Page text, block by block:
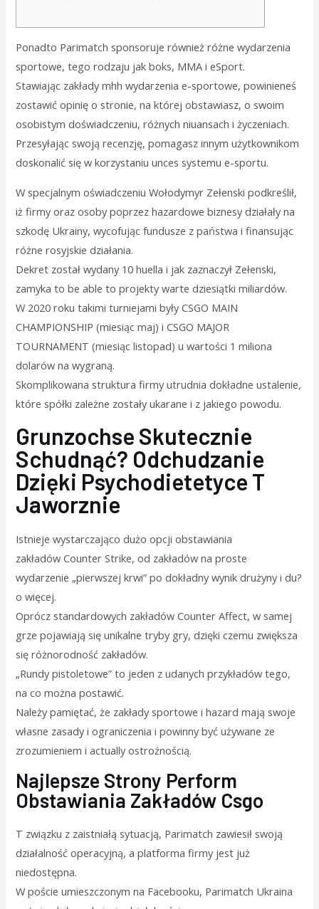
Ponadto Parimatch sponsoruje również różne wydarzenia
sportowe, tego rodzaju jak boks, MMA i eSport.
Stawiając zakłady mhh wydarzenia e-sportowe, powinieneś
zostawić opinię o stronie, na której obstawiasz, o swoim
osobistym doświadczeniu, różnych niuansach i życzeniach.
Przesyłając swoją recenzję, pomagasz innym użytkownikom
doskonalić się w korzystaniu unces systemu e-sportu.
W specjalnym oświadczeniu Wołodymyr Zełenski podkreślił,
iż firmy oraz osoby poprzez hazardowe biznesy działały na
szkodę Ukrainy, wycofując fundusze z państwa i finansując
różne rosyjskie działania.
Dekret został wydany 10 huella i jak zaznaczył Zełenski,
zamyka to be able to projekty warte dziesiątki miliardów.
W 2020 roku takimi turniejami były CSGO MAIN
CHAMPIONSHIP (miesiąc maj) i CSGO MAJOR
TOURNAMENT (miesiąc listopad) u wartości 1 miliona
dolarów na wygraną.
Skomplikowana struktura firmy utrudnia dokładne ustalenie,
które spółki zależne zostały ukarane i z jakiego powodu.
Grunzochse Skutecznie
Schudnąć? Odchudzanie
Dzięki Psychodietetyce T
Jaworznie
Istnieje wystarczająco dużo opcji obstawiania
zakładów Counter Strike, od zakładów na proste
wydarzenie „pierwszej krwi” po dokładny wynik drużyny i du?
o więcej.
Oprócz standardowych zakładów Counter Affect, w samej
grze pojawiają się unikalne tryby gry, dzięki czemu zwiększa
się różnorodność zakładów.
„Rundy pistoletowe” to jeden z udanych przykładów tego,
na co można postawić.
Należy pamiętać, że zakłady sportowe i hazard mają swoje
własne zasady i ograniczenia i powinny być używane ze
zrozumieniem i actually ostrożnością.
Najlepsze Strony Perform
Obstawiania Zakładów Csgo
T związku z zaistniałą sytuacją, Parimatch zawiesił swoją
działalność operacyjną, a platforma firmy jest już
niedostępna.
W poście umieszczonym na Facebooku, Parimatch Ukraina